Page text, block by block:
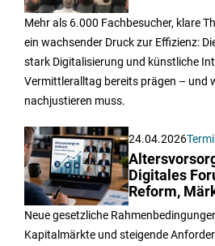
Mehr als 6.000 Fachbesucher, klare
ein wachsender Druck zur Effizienz:
stark Digitalisierung und künstliche
Vermittleralltag bereits prägen – und
nachjustieren muss.
24.04.2026
Digitales
Reform,
Neue gesetzliche
Kapitalmärkte und steigende